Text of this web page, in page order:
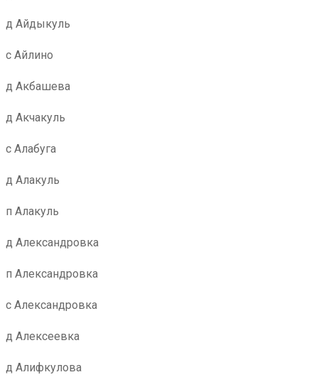
д Айдыкуль
с Айлино
д Акбашева
д Акчакуль
с Алабуга
д Алакуль
п Алакуль
д Александровка
п Александровка
с Александровка
д Алексеевка
д Алифкулова